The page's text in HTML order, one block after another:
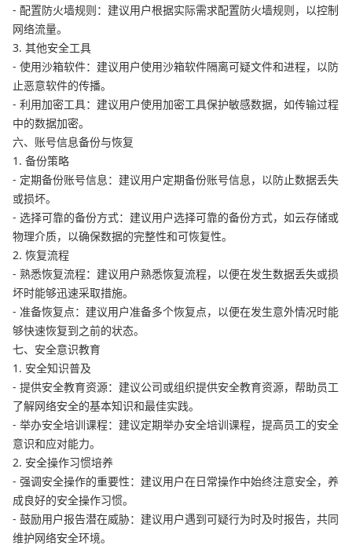
- 配置防火墙规则：建议用户根据实际需求配置防火墙规则，以控制
网络流量。
3. 其他安全工具
- 使用沙箱软件：建议用户使用沙箱软件隔离可疑文件和进程，以防
止恶意软件的传播。
- 利用加密工具：建议用户使用加密工具保护敏感数据，如传输过程
中的数据加密。
六、账号信息备份与恢复
1. 备份策略
- 定期备份账号信息：建议用户定期备份账号信息，以防止数据丢失
或损坏。
- 选择可靠的备份方式：建议用户选择可靠的备份方式，如云存储或
物理介质，以确保数据的完整性和可恢复性。
2. 恢复流程
- 熟悉恢复流程：建议用户熟悉恢复流程，以便在发生数据丢失或损
坏时能够迅速采取措施。
- 准备恢复点：建议用户准备多个恢复点，以便在发生意外情况时能
够快速恢复到之前的状态。
七、安全意识教育
1. 安全知识普及
- 提供安全教育资源：建议公司或组织提供安全教育资源，帮助员工
了解网络安全的基本知识和最佳实践。
- 举办安全培训课程：建议定期举办安全培训课程，提高员工的安全
意识和应对能力。
2. 安全操作习惯培养
- 强调安全操作的重要性：建议用户在日常操作中始终注意安全，养
成良好的安全操作习惯。
- 鼓励用户报告潜在威胁：建议用户遇到可疑行为时及时报告，共同
维护网络安全环境。